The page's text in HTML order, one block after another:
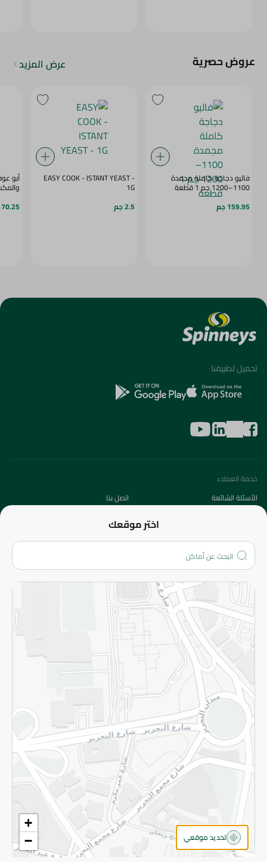
عروض حصرية عرض المزيد
فاليو دجاجة كاملة مجمدة
1100–1200 جم 1 قطعة
159.95 جم
EASY COOK - ISTANT YEAST -
1G
2.5 جم
أبو
70.25 جم
اختر موقعك
+
−
تحديد موقعي
تحميل تطبيقنا
خدمة العملاء
الأسئلة الشائعة
اتصل بنا
من نحن؟
الفروع
المزيد
الاسترجاع
سياسة الاستخدام
سياسة الخصوصية
قم بالتسجيل للنشرة
©2026 - Spinneys | جميع الحقوق محفوظة